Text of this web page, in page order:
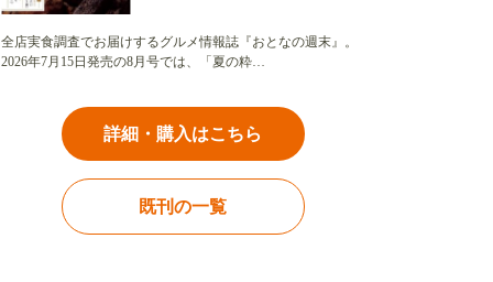
全店実食調査でお届けするグルメ情報誌『おとなの週末』。
2026年7月15日発売の8月号では、「夏の粋…
詳細・購入はこちら
既刊の一覧